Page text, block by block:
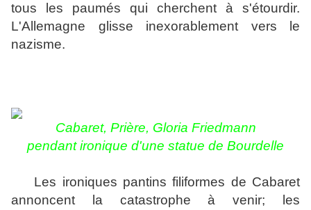
tous les paumés qui cherchent à s'étourdir.
L'Allemagne glisse inexorablement vers le
nazisme.
Cabaret, Prière, Gloria Friedmann
pendant ironique d'une statue de Bourdelle
Les ironiques pantins filiformes de Cabaret
annoncent la catastrophe à venir; les